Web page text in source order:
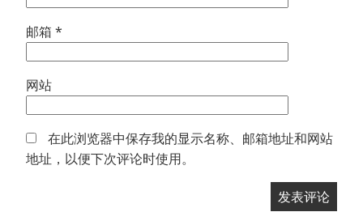
邮箱 *
网站
在此浏览器中保存我的显示名称、邮箱地址和网站
地址，以便下次评论时使用。